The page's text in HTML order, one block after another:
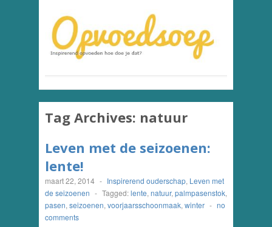
Tag Archives: natuur
Leven met de seizoenen:
lente!
maart 22, 2014 - Inspirerend ouderschap, Leven met
de seizoenen - Tagged:lente, natuur, palmpasenstok,
pasen, seizoenen, voorjaarsschoonmaak, winter - no
comments